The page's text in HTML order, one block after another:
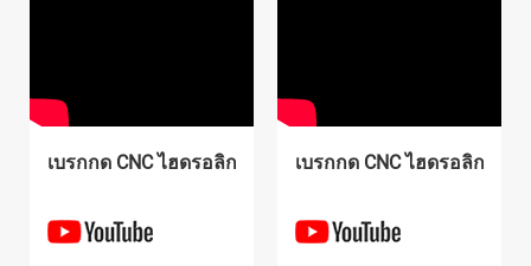
เบรกกด CNC ไฮดรอลิกไฟฟ้า เบรกกด CNC ไฮดรอลิกไฟฟ้า